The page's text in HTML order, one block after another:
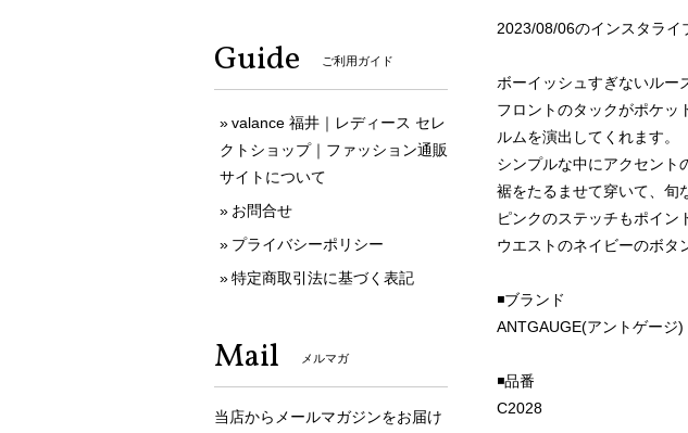
2023/08/06のインスタライ
ボーイッシュすぎないルー
フロントのタックがポケッ
ルムを演出してくれます。
シンプルな中にアクセント
裾をたるませて穿いて、旬
ピンクのステッチもポイン
ウエストのネイビーのボタ
◾️ブランド
ANTGAUGE(アントゲージ)
◾️品番
C2028
Guide ご利用ガイド
valance 福井｜レディース セレ
クトショップ｜ファッション通販
サイトについて
お問合せ
プライバシーポリシー
特定商取引法に基づく表記
Mail メルマガ
当店からメールマガジンをお届け